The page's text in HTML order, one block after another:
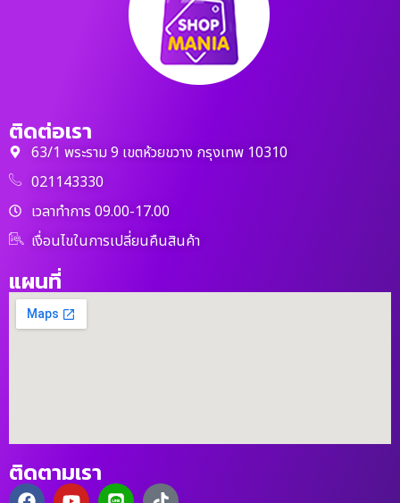
ติดต่อเรา
63/1 พระราม 9 เขตห้วยขวาง กรุงเทพ 10310
021143330
เวลาทำการ 09.00-17.00
เงื่อนไขในการเปลี่ยนคืนสินค้า
แผนที่
ติดตามเรา